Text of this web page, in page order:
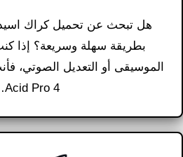
بطريقة سهلة وسريعة؟ إذا
الموسيقى أو التعديل الصوتي،
Acid Pro 4…